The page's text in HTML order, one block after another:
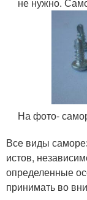
не нужно.
На фото-
Все виды
истов,
определенные
принимать во